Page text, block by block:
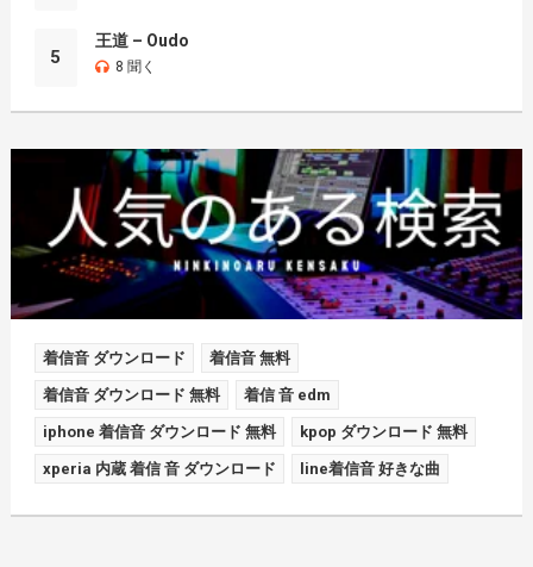
5
王道 – Oudo
8 聞く
着信音 ダウンロード 着信音 無料
着信音 ダウンロード 無料 着信 音 edm
iphone 着信音 ダウンロード 無料 kpop ダウンロード 無料
xperia 内蔵 着信 音 ダウンロード line着信音 好きな曲